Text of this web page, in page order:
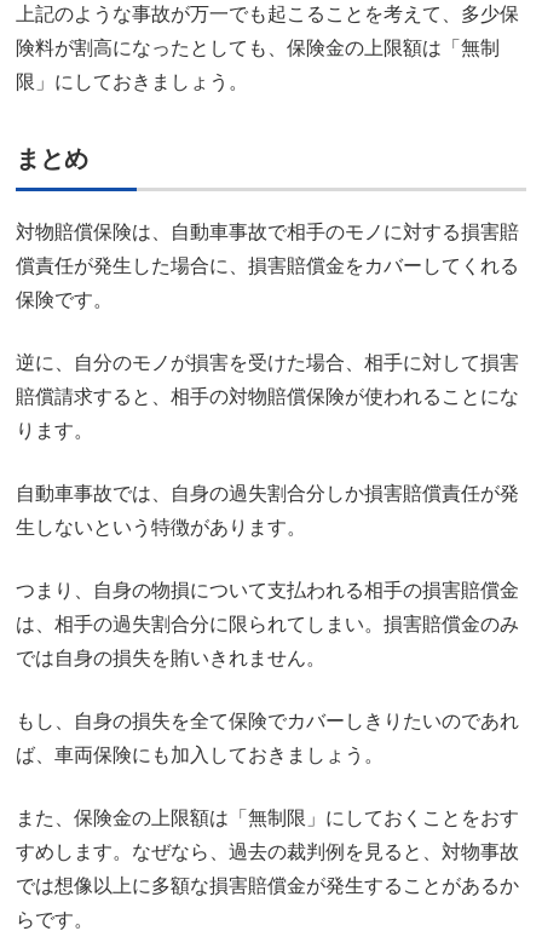
上記のような事故が万一でも起こることを考えて、多少保
険料が割高になったとしても、保険金の上限額は「無制
限」にしておきましょう。
まとめ
対物賠償保険は、自動車事故で相手のモノに対する損害賠
償責任が発生した場合に、損害賠償金をカバーしてくれる
保険です。
逆に、自分のモノが損害を受けた場合、相手に対して損害
賠償請求すると、相手の対物賠償保険が使われることにな
ります。
自動車事故では、自身の過失割合分しか損害賠償責任が発
生しないという特徴があります。
つまり、自身の物損について支払われる相手の損害賠償金
は、相手の過失割合分に限られてしまい。損害賠償金のみ
では自身の損失を賄いきれません。
もし、自身の損失を全て保険でカバーしきりたいのであれ
ば、車両保険にも加入しておきましょう。
また、保険金の上限額は「無制限」にしておくことをおす
すめします。なぜなら、過去の裁判例を見ると、対物事故
では想像以上に多額な損害賠償金が発生することがあるか
らです。